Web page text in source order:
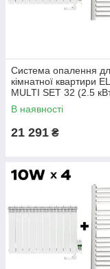
Система опалення
кімнатної квартири
MULTI SET 32 (2.5
В наявності
21 291 ₴